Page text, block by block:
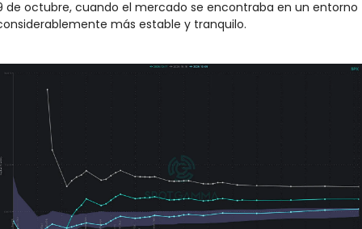
de octubre, cuando el mercado se encontraba en un entorno
más estable y tranquilo.